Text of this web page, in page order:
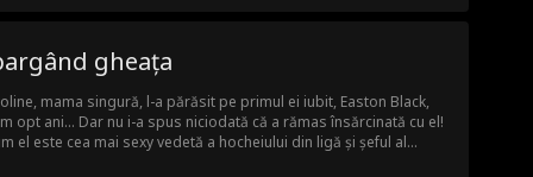
gheața
mama singură, l-a părăsit pe primul ei iubit, Easton Black,
opt ani... Dar nu i-a spus niciodată că a rămas însărcinată cu el!
el este cea mai sexy vedetă a hocheiului din ligă și șeful al